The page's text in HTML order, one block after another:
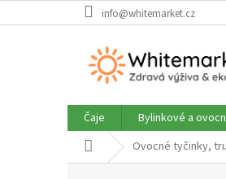
na
info@whitemarket.cz
Čaje Bylinkové a
Domů Ovocné tyčinky,